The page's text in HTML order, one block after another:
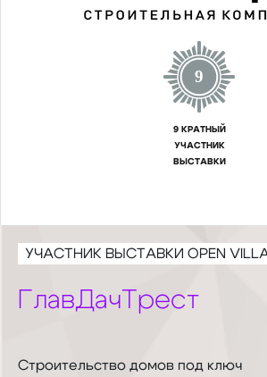
9
9 КРАТНЫЙ
УЧАСТНИК
ВЫСТАВКИ
УЧАСТНИК ВЫСТАВКИ OPEN
ГлавДачТрест
Строительство домов под ключ